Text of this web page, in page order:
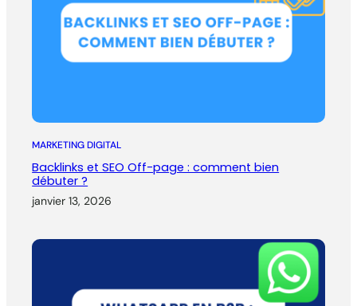
MARKETING DIGITAL
Backlinks et SEO Off-page : comment bien
débuter ?
janvier 13, 2026